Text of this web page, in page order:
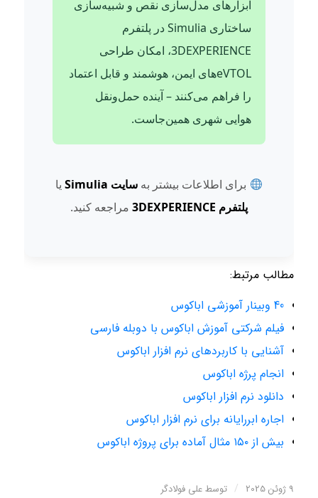
ابزارهای مدل‌سازی نقص و شبیه‌سازی
ساختاری Simulia در پلتفرم
3DEXPERIENCE، امکان طراحی
eVTOLهای ایمن، هوشمند و قابل اعتماد
را فراهم می‌کنند – آینده حمل‌ونقل
هوایی شهری همین‌جاست.
برای اطلاعات بیشتر به سایت Simulia
یا
پلتفرم 3DEXPERIENCE
مراجعه کنید.
مطالب مرتبط:
40 وبینار آموزشی اباکوس
فیلم شرکتی آموزش اباکوس با دوبله فارسی
آشنایی با کاربردهای نرم افزار اباکوس
انجام پرژه اباکوس
دانلود نرم افزار اباکوس
اجاره ابررایانه برای نرم افزار اباکوس
بیش از ۱۵۰ مثال آماده برای پروژه اباکوس
9 ژوئن 2025 / توسطعلی فولادگر